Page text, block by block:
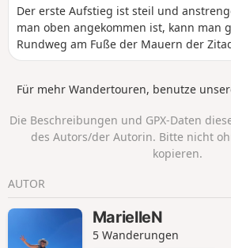
Der erste Aufstieg ist steil und
man oben angekommen ist, kann man
Rundweg am Fuße der Mauern der
bewundern.
Für mehr Wandertouren, benutze
Die Beschreibungen und GPX-Daten
des Autors/der Autorin. Bitte nicht
kopieren.
AUTOR
MarielleN
5 Wanderungen